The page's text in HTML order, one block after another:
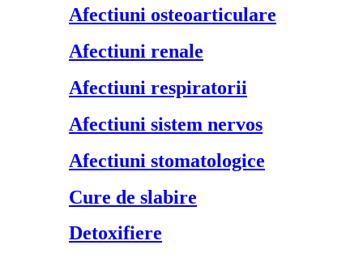
Afectiuni osteoarticulare
Afectiuni renale
Afectiuni respiratorii
Afectiuni sistem nervos
Afectiuni stomatologice
Cure de slabire
Detoxifiere